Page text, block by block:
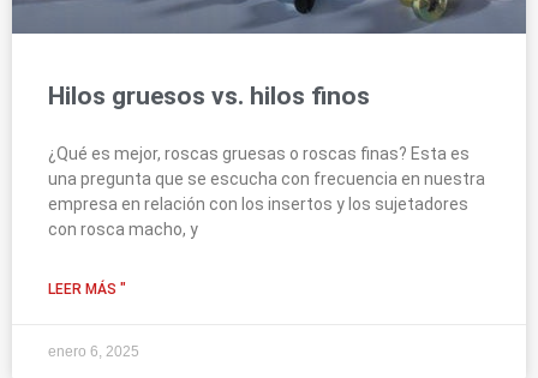
Hilos gruesos vs. hilos finos
¿Qué es mejor, roscas gruesas o roscas finas? Esta es
una pregunta que se escucha con frecuencia en nuestra
empresa en relación con los insertos y los sujetadores
con rosca macho, y
LEER MÁS "
enero 6, 2025